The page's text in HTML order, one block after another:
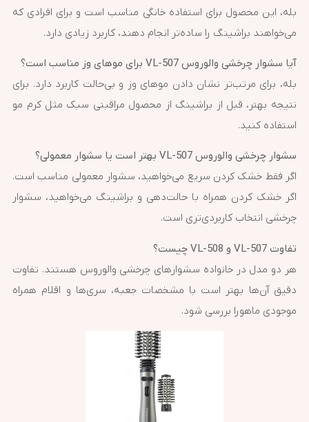
بله، این محصول برای استفاده خانگی مناسب است و برای افرادی که
می‌خواهند براشینگ را ساده‌تر انجام دهند، کاربرد زیادی دارد.
آیا سشوار چرخشی والوروس VL-507 برای موهای وز مناسب است؟
بله، برای مرتب‌تر نشان دادن موهای وز و بی‌حالت کاربرد دارد. برای
نتیجه بهتر، قبل از براشینگ از محصول مراقبتی سبک مثل کرم مو
استفاده کنید.
سشوار چرخشی والوروس VL-507 بهتر است یا سشوار معمولی؟
اگر فقط خشک کردن سریع می‌خواهید، سشوار معمولی مناسب است.
اگر خشک کردن همراه با حالت‌دهی و براشینگ می‌خواهید، سشوار
چرخشی انتخاب کاربردی‌تری است.
تفاوت VL-507 و VL-508 چیست؟
هر دو مدل در خانواده سشوارهای چرخشی والوروس هستند. تفاوت
دقیق آن‌ها بهتر است با مشخصات جعبه، سری‌ها و اقلام همراه
موجودی ماهورا بررسی شود.